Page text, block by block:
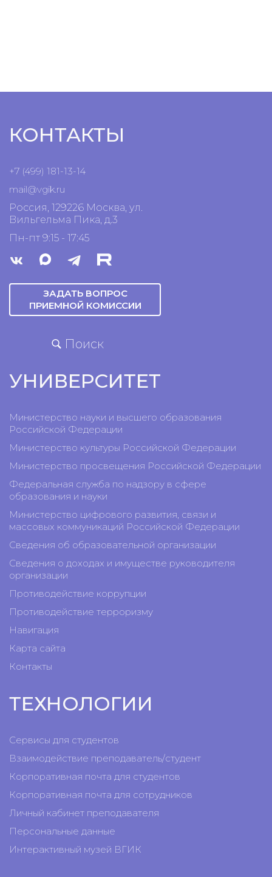
КОНТАКТЫ
+7 (499) 181-13-14
mail@vgik.ru
Россия, 129226 Москва, ул.
Вильгельма Пика, д.3
Пн-пт 9:15 - 17:45
ЗАДАТЬ ВОПРОС
ПРИЕМНОЙ КОМИССИИ
Поиск
УНИВЕРСИТЕТ
Министерство науки и высшего образования
Российской Федерации
Министерство культуры Российской Федерации
Министерство просвещения Российской Федерации
Федеральная служба по надзору в сфере
образования и науки
Министерство цифрового развития, связи и
массовых коммуникаций Российской Федерации
Сведения об образовательной организации
Сведения о доходах и имуществе руководителя
организации
Противодействие коррупции
Противодействие терроризму
Навигация
Карта сайта
Контакты
ТЕХНОЛОГИИ
Сервисы для студентов
Взаимодействие преподаватель/студент
Корпоративная почта для студентов
Корпоративная почта для сотрудников
Личный кабинет преподавателя
Персональные данные
Интерактивный музей ВГИК